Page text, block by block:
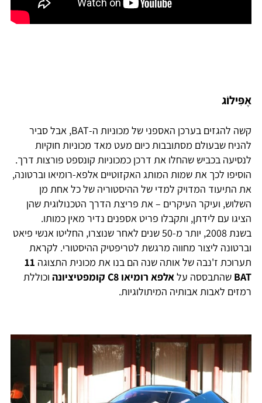
אֶפִּילוֹג
קשה להגזים בערכן האספני של מכוניות ה-BAT, אבל סביר
להניח שבעולם מסתובבות כיום מעט מאד מכוניות חוקיות
לנסיעה בכביש שהחלו את דרכן כמכוניות קונספט פורצות דרך.
הוסיפו לכך את שמות המותג האקזוטיים אלפא-רומיאו וברטונה,
את התיעוד המדויק למדי של ההיסטוריה של כל אחת מן
השלוש, ועיקר העיקרים – את פריצת הדרך הטכנולוגית שהן
הציגו עם לידתן, ותקבלו פריט אספנים נדיר מאין כמותו.
בשנת 2008, יותר מ-50 שנים לאחר שנוצרו, החליטו אנשי פיאט
וברטונה ליצור מחווה מרגשת לטריפטיק ההיסטורי. לקראת
תערוכת ז'נבה של אותה שנה הם בנו את מכונית התצוגה 11
BAT שהתבססה עלאלפא רומיאו C8 קומפטיציונה
וכוללת
רמזים לאבות אבותיה המיתולוגיות.